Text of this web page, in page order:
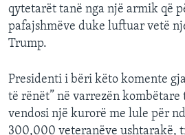
qytetarët tanë nga një armik që
pafajshmëve duke luftuar vetë
Trump.
Presidenti i bëri këto komente
të rënët” në varrezën
vendosi një kurorë me lule për
300,000 veteranëve ushtarakë,